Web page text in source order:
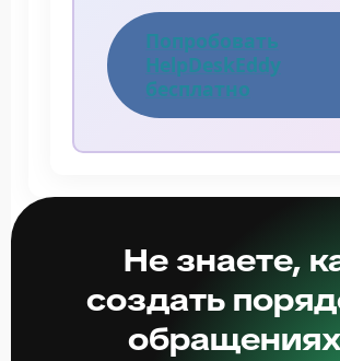
Попробовать
HelpDeskEddy
бесплатно
Не знаете,
создать